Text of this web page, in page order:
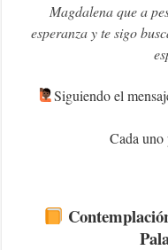
Magdalena que a
esperanza y te sigo
‍Siguiendoel
Cada uno